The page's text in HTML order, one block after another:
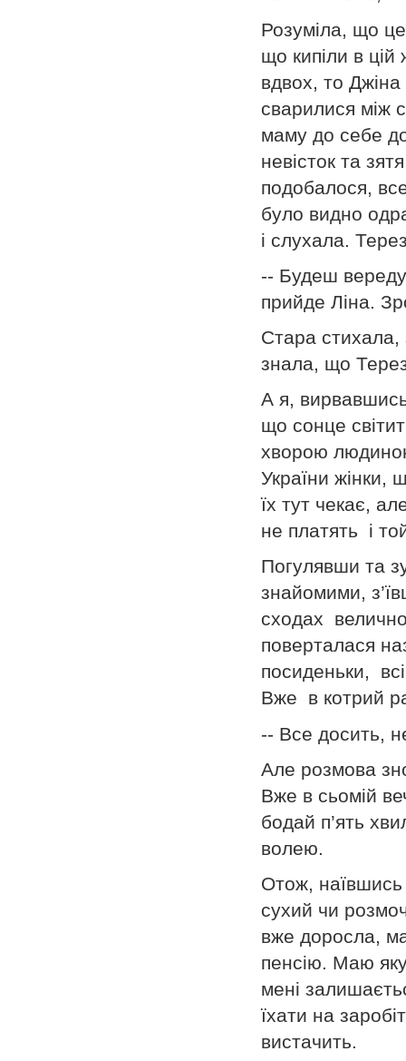
Розуміла, що це
що кипіли в цій
вдвох, то
сварилися між
маму до себе
невісток та
подобалося,
було видно
і слухала.
-- Будеш
прийде Ліна.
Стара стихала,
знала, що
А я,
що сонце
хворою
України жінки,
їх тут чекає,
не платять і
Погулявши та
знайомими,
сходах
поверталася
посиденьки,
Вже в котрий
-- Все досить,
Але розмова
Вже в сьомій
бодай п’ять
волею.
Отож,
сухий чи
вже доросла,
пенсію. Маю
мені
їхати на
вистачить.